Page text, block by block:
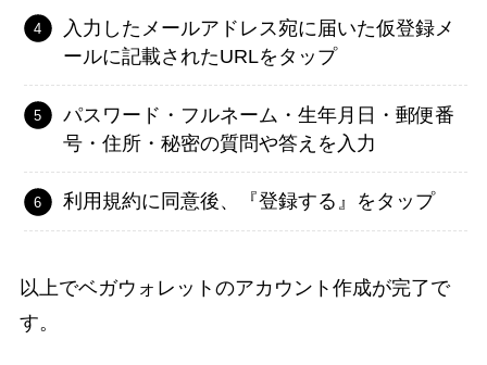
入力したメールアドレス宛に届いた仮登録メ
ールに記載されたURLをタップ
パスワード・フルネーム・生年月日・郵便番
号・住所・秘密の質問や答えを入力
利用規約に同意後、『登録する』をタップ
以上でベガウォレットのアカウント作成が完了で
す。